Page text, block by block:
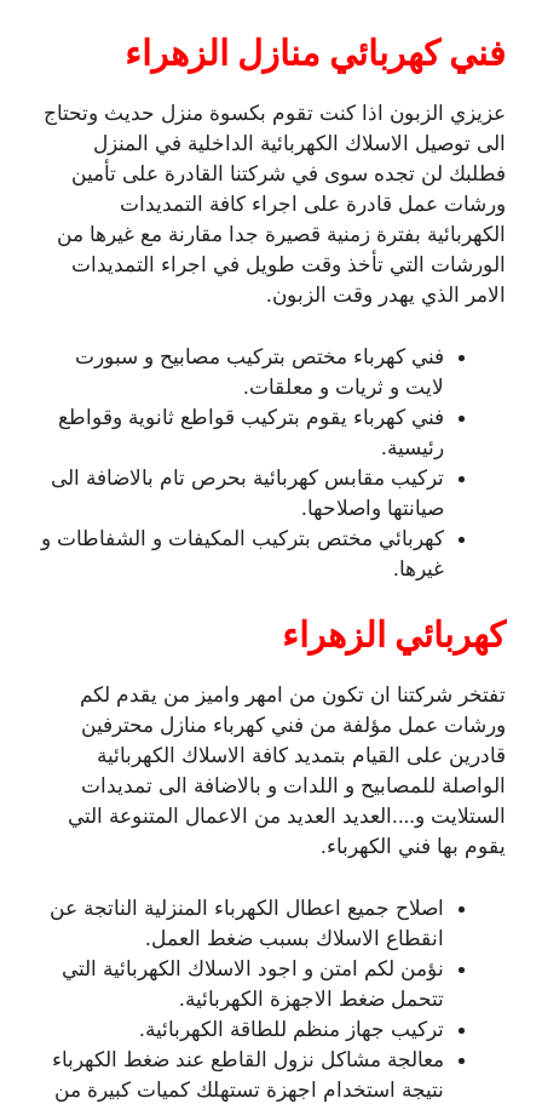
فني كهربائي منازل الزهراء
عزيزي الزبون اذا كنت تقوم بكسوة منزل حديث وتحتاج
الى توصيل الاسلاك الكهربائية الداخلية في المنزل
فطلبك لن تجده سوى في شركتنا القادرة على تأمين
ورشات عمل قادرة على اجراء كافة التمديدات
الكهربائية بفترة زمنية قصيرة جدا مقارنة مع غيرها من
الورشات التي تأخذ وقت طويل في اجراء التمديدات
الامر الذي يهدر وقت الزبون.
فني كهرباء مختص بتركيب مصابيح و سبورت
لايت و ثريات و معلقات.
فني كهرباء يقوم بتركيب قواطع ثانوية وقواطع
رئيسية.
تركيب مقابس كهربائية بحرص تام بالاضافة الى
صيانتها واصلاحها.
كهربائي مختص بتركيب المكيفات و الشفاطات و
غيرها.
كهربائي الزهراء
تفتخر شركتنا ان تكون من امهر واميز من يقدم لكم
ورشات عمل مؤلفة من فني كهرباء منازل محترفين
قادرين على القيام بتمديد كافة الاسلاك الكهربائية
الواصلة للمصابيح و اللدات و بالاضافة الى تمديدات
الستلايت و….العديد العديد من الاعمال المتنوعة التي
يقوم بها فني الكهرباء.
اصلاح جميع اعطال الكهرباء المنزلية الناتجة عن
انقطاع الاسلاك بسبب ضغط العمل.
نؤمن لكم امتن و اجود الاسلاك الكهربائية التي
تتحمل ضغط الاجهزة الكهربائية.
تركيب جهاز منظم للطاقة الكهربائية.
معالجة مشاكل نزول القاطع عند ضغط الكهرباء
نتيجة استخدام اجهزة تستهلك كميات كبيرة من